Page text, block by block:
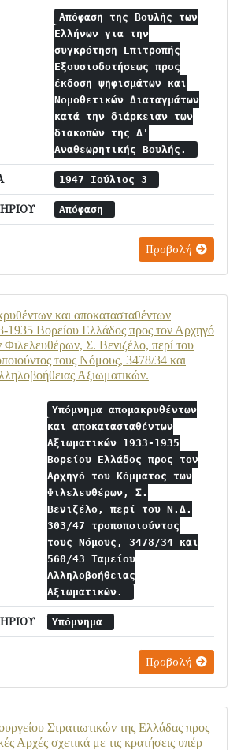
Απόφαση της Βουλής των
Ελλήνων για την
συγκρότηση Επιτροπής
Εξουσιοδοτήσεως προς
έκδοση ψηφισμάτων και
Νομοθετικών Διαταγμάτων
κατά την διάρκειαν των
διακοπών της Δ'
Αναθεωρητικής Βουλής.
1947 Ιούλιος 3
Απόφαση
Προβολή
και αποκατασταθέντων
1935 Βορείου Ελλάδος προς τον Αρχηγό
Σ. Βενιζέλο, περί του
τους Νόμους, 3478/34 και
Αξιωματικών.
Υπόμνημα απομακρυθέντων
και αποκατασταθέντων
Αξιωματικών 1933-1935
Βορείου Ελλάδος προς τον
Αρχηγό του Κόμματος των
Φιλελευθέρων, Σ.
Βενιζέλο, περί του Ν.Δ.
303/47 τροποποιούντος
τους Νόμους, 3478/34 και
560/43 Ταμείου
Αλληλοβοήθειας
Αξιωματικών.
Υπόμνημα
Προβολή
Στρατιωτικών της Ελλάδας προς
Αρχές σχετικά με τις κρατήσεις υπέρ